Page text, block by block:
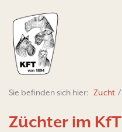
Sie befinden sich hier: Zucht /
Züchter im KfT